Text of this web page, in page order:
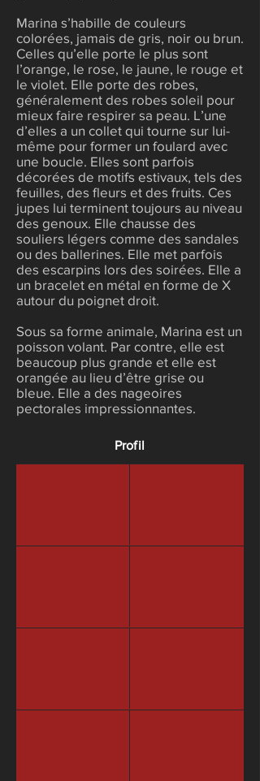
Marina s’habille de couleurs
colorées, jamais de gris, noir ou brun.
Celles qu’elle porte le plus sont
l’orange, le rose, le jaune, le rouge et
le violet. Elle porte des robes,
généralement des robes soleil pour
mieux faire respirer sa peau. L’une
d’elles a un collet qui tourne sur lui-
même pour former un foulard avec
une boucle. Elles sont parfois
décorées de motifs estivaux, tels des
feuilles, des fleurs et des fruits. Ces
jupes lui terminent toujours au niveau
des genoux. Elle chausse des
souliers légers comme des sandales
ou des ballerines. Elle met parfois
des escarpins lors des soirées. Elle a
un bracelet en métal en forme de X
autour du poignet droit.
Sous sa forme animale, Marina est un
poisson volant. Par contre, elle est
beaucoup plus grande et elle est
orangée au lieu d’être grise ou
bleue. Elle a des nageoires
pectorales impressionnantes.
Profil